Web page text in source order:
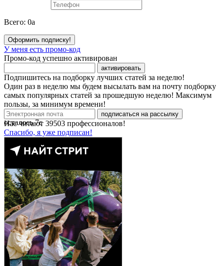
Всего: 0a
Оформить подписку!
У меня есть промо-код
Промо-код успешно активирован
активировать
Подпишитесь на подборку лучших статей за неделю!
Один раз в неделю мы будем высылать вам на почту подборку
самых популярных статей за прошедшую неделю! Максимум
пользы, за минимум времени!
подписаться на рассылку
Нас читают 39503 профессионалов!
Спасибо, я уже подписан!
осталось7с